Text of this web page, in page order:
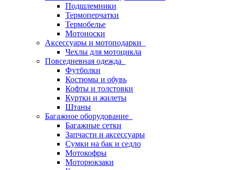
Подшлемники
Термоперчатки
Термобелье
Мотоноски
Аксессуары и мотоподарки
Чехлы для мотоцикла
Повседневная одежда
Футболки
Костюмы и обувь
Кофты и толстовки
Куртки и жилеты
Штаны
Багажное оборудование
Багажные сетки
Запчасти и аксессуары
Сумки на бак и седло
Мотокофры
Моторюкзаки